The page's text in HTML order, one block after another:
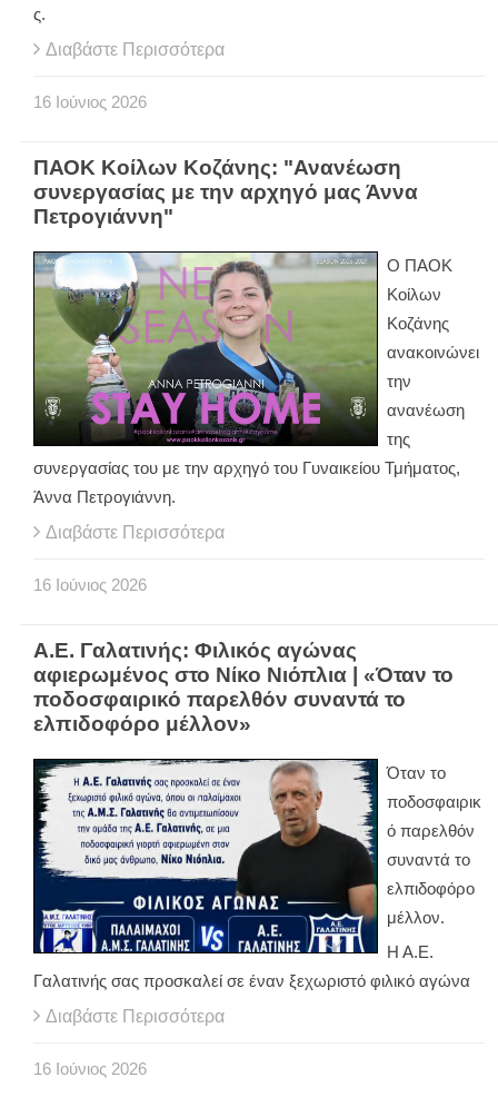
ς.
Διαβάστε Περισσότερα
16 Ιούνιος 2026
ΠΑΟΚ Κοίλων Κοζάνης: "Ανανέωση
συνεργασίας με την αρχηγό μας Άννα
Πετρογιάννη"
Ο ΠΑΟΚ
Κοίλων
Κοζάνης
ανακοινώνει
την
ανανέωση
της
συνεργασίας του με την αρχηγό του Γυναικείου Τμήματος,
Άννα Πετρογιάννη.
Διαβάστε Περισσότερα
16 Ιούνιος 2026
Α.Ε. Γαλατινής: Φιλικός αγώνας
αφιερωμένος στο Νίκο Νιόπλια | «Όταν το
ποδοσφαιρικό παρελθόν συναντά το
ελπιδοφόρο μέλλον»
Όταν το
ποδοσφαιρικ
ό παρελθόν
συναντά το
ελπιδοφόρο
μέλλον.
Η Α.Ε.
Γαλατινής σας προσκαλεί σε έναν ξεχωριστό φιλικό αγώνα
Διαβάστε Περισσότερα
16 Ιούνιος 2026